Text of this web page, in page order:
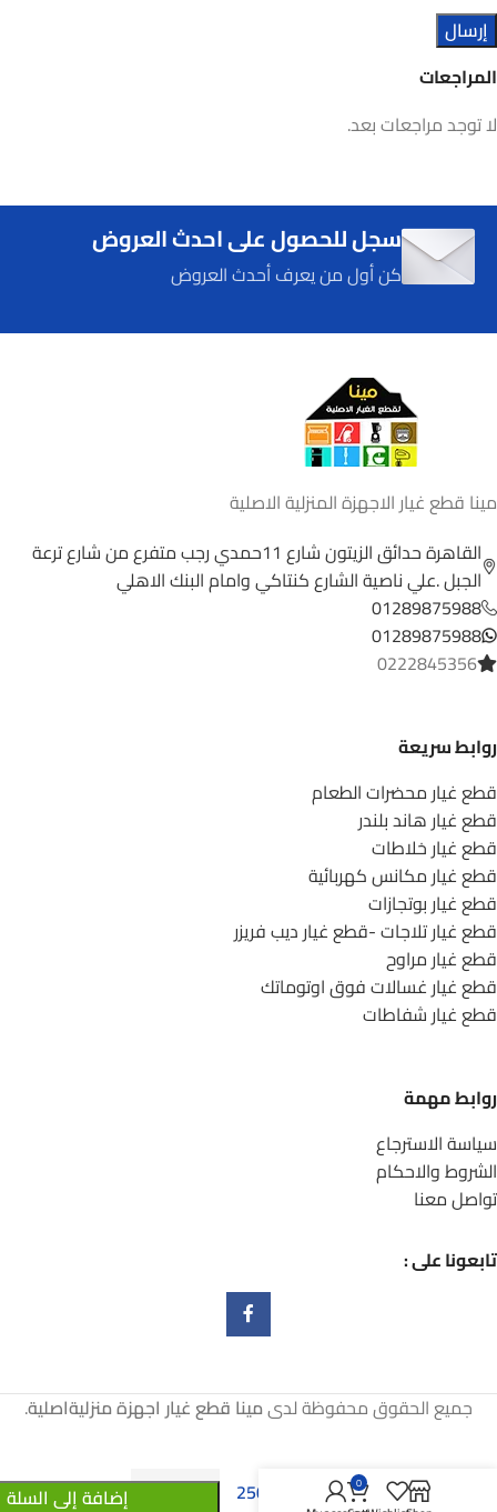
المراجعات
لا توجد مراجعات بعد.
سجل للحصول على احدث العروض
كن أول من يعرف أحدث العروض
مينا قطع غيار الاجهزة المنزلية الاصلية
القاهرة حدائق الزيتون شارع 11حمدي رجب متفرع من شارع ترعة
الجبل .علي ناصية الشارع كنتاكي وامام البنك الاهلي
01289875988
01289875988
0222845356
روابط سريعة
قطع غيار محضرات الطعام
قطع غيار هاند بلندر
قطع غيار خلاطات
قطع غيار مكانس كهربائية
قطع غيار بوتجازات
قطع غيار تلاجات -قطع غيار ديب فريزر
قطع غيار مراوح
قطع غيار غسالات فوق اوتوماتك
قطع غيار شفاطات
روابط مهمة
سياسة الاسترجاع
الشروط والاحكام
تواصل معنا
تابعونا على :
جميع الحقوق محفوظة لدىمينا قطع غيار اجهزة منزليةاصلية.
قطع غيار شفاط/
مفتاح شفاط
250 إضافة إلى السلة 0